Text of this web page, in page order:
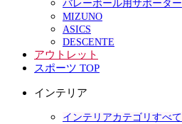
バレーボール用サポーター
MIZUNO
ASICS
DESCENTE
アウトレット
スポーツ TOP
インテリア
インテリアカテゴリすべて